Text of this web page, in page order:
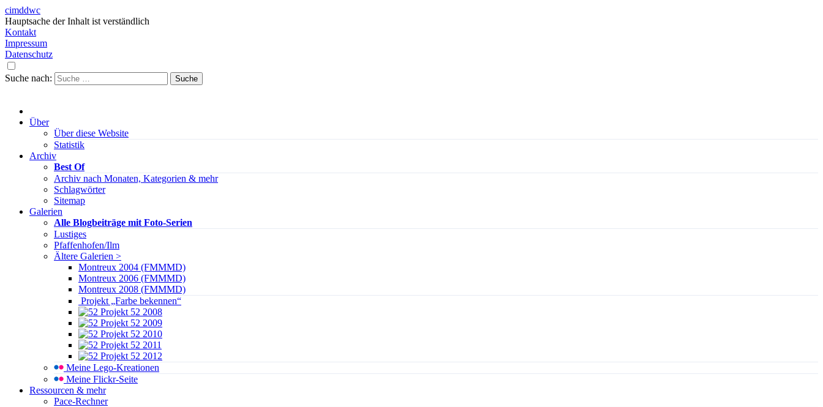
cimddwc
Hauptsache der Inhalt ist verständlich
Kontakt
Impressum
Datenschutz
Suche nach:
Über
Über diese Website
Statistik
Archiv
Best Of
Archiv nach Monaten, Kategorien & mehr
Schlagwörter
Sitemap
Galerien
Alle Blogbeiträge mit Foto-Serien
Lustiges
Pfaffenhofen/Ilm
Ältere Galerien >
Montreux 2004 (FMMMD)
Montreux 2006 (FMMMD)
Montreux 2008 (FMMMD)
Projekt „Farbe bekennen“
Projekt 52 2008
Projekt 52 2009
Projekt 52 2010
Projekt 52 2011
Projekt 52 2012
Meine Lego-Kreationen
Meine Flickr-Seite
Ressourcen & mehr
Pace-Rechner